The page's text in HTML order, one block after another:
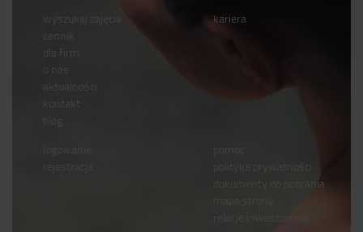
wyszukaj zajęcia
cennik
dla firm
o nas
aktualności
kontakt
kariera
polityka prywatności
dokumenty do pobrania